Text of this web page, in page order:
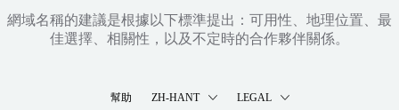
網域名稱的建議是根據以下標準提出：可用性、地理位置、最
佳選擇、相關性，以及不定時的合作夥伴關係。
幫助 ZH-HANT LEGAL